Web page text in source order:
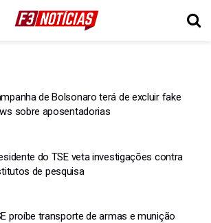
de Bolsonaro terá de excluir fake
sobre aposentadorias
do TSE veta investigações contra
de pesquisa
proíbe transporte de armas e munição